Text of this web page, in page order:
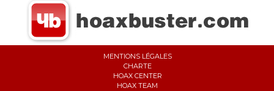
MENTIONS LÉGALES
CHARTE
HOAX CENTER
HOAX TEAM